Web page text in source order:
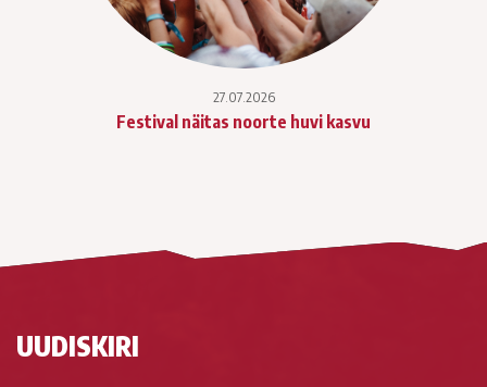
27.07.2026
Festival näitas noorte huvi kasvu
UUDISKIRI